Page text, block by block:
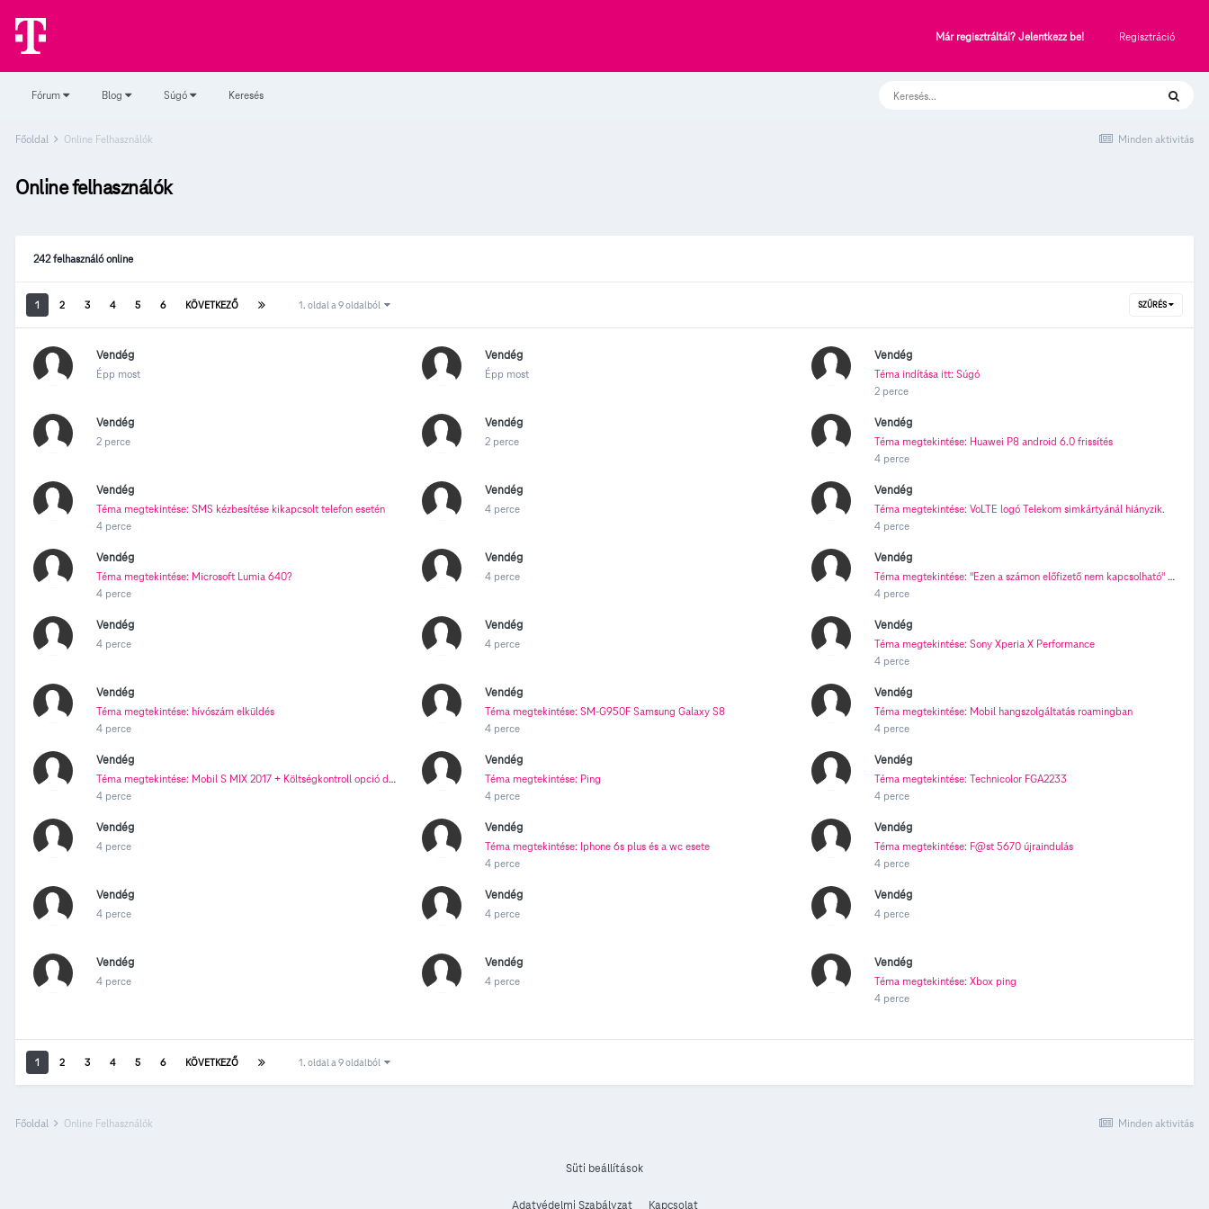
Már regisztráltál? Jelentkezz be! Regisztráció
Fórum Blog Súgó Keresés
Minden aktivitás
Főoldal Online Felhasználók
Online felhasználók
242 felhasználó online
SZŰRÉS
1 2 3 4 5 6 KÖVETKEZŐ 1. oldal a 9 oldalból
Vendég
Épp most
Vendég
Épp most
Vendég
Téma indítása itt: Súgó
2 perce
Vendég
2 perce
Vendég
2 perce
Vendég
Téma megtekintése: Huawei P8 android 6.0 frissítés
4 perce
Vendég
Téma megtekintése: SMS kézbesítése kikapcsolt telefon esetén
4 perce
Vendég
4 perce
Vendég
Téma megtekintése: VoLTE logó Telekom simkártyánál hiányzik.
4 perce
Vendég
Téma megtekintése: Microsoft Lumia 640?
4 perce
Vendég
4 perce
Vendég
Téma megtekintése: "Ezen a számon előfizető nem kapcsolható" hangjelzés, ha foglalt vagyok (Domino)
4 perce
Vendég
4 perce
Vendég
4 perce
Vendég
Téma megtekintése: Sony Xperia X Performance
4 perce
Vendég
Téma megtekintése: hívószám elküldés
4 perce
Vendég
Téma megtekintése: SM-G950F Samsung Galaxy S8
4 perce
Vendég
Téma megtekintése: Mobil hangszolgáltatás roamingban
4 perce
Vendég
Téma megtekintése: Mobil S MIX 2017 + Költségkontroll opció díjcsomagjának módosítása
4 perce
Vendég
Téma megtekintése: Ping
4 perce
Vendég
Téma megtekintése: Technicolor FGA2233
4 perce
Vendég
4 perce
Vendég
Téma megtekintése: Iphone 6s plus és a wc esete
4 perce
Vendég
Téma megtekintése: F@st 5670 újraindulás
4 perce
Vendég
4 perce
Vendég
4 perce
Vendég
4 perce
Vendég
4 perce
Vendég
4 perce
Vendég
Téma megtekintése: Xbox ping
4 perce
1 2 3 4 5 6 KÖVETKEZŐ 1. oldal a 9 oldalból
Minden aktivitás
Főoldal Online Felhasználók
Süti beállítások
Adatvédelmi Szabályzat Kapcsolat